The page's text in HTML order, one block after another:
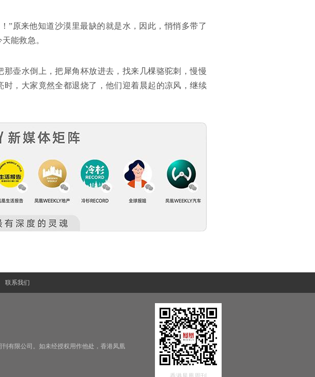
”原来他知道沙漠里最缺的就是水，因此，悄悄多带了
能救急。
壶水倒上，把犀角杯放进去，找来几棵骆驼刺，慢慢
，大家竟然全都退烧了，他们迎着晨起的凉风，继续
联系我们
有限公司。如未经授权用作他处，香港凤凰